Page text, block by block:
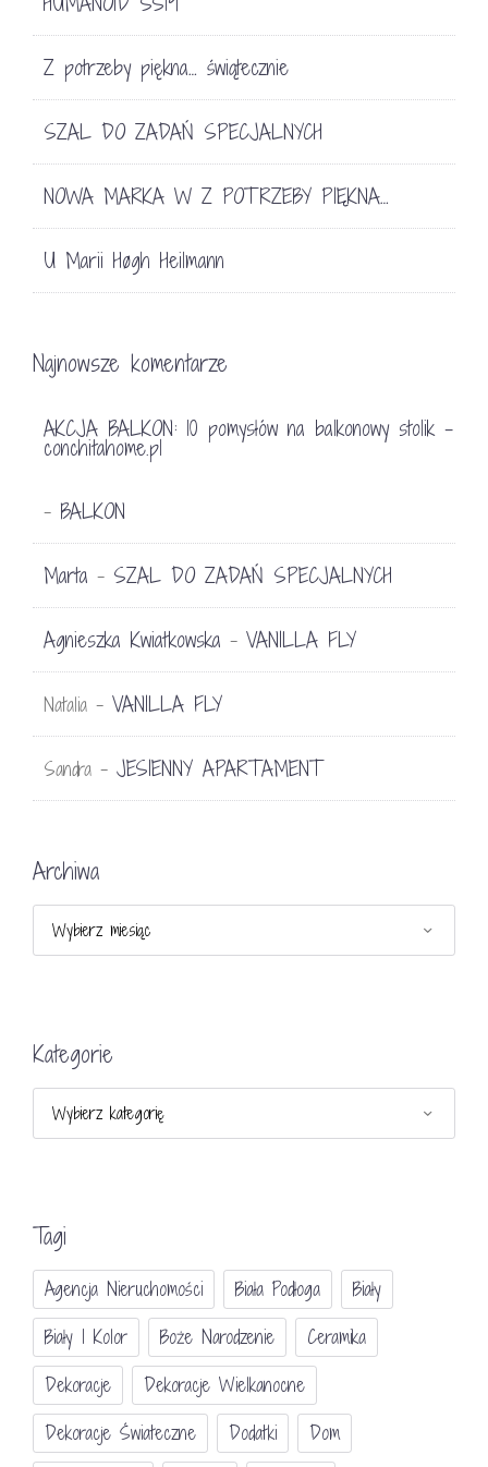
Z potrzeby piękna… świątecznie
SZAL DO ZADAŃ SPECJALNYCH
NOWA MARKA W Z POTRZEBY PIĘKNA…
U Marii Høgh Heilmann
Najnowsze komentarze
AKCJA BALKON: 10 pomysłów na balkonowy stolik -
conchitahome.pl
- BALKON
Marta - SZAL DO ZADAŃ SPECJALNYCH
Agnieszka Kwiatkowska - VANILLA FLY
Natalia - VANILLA FLY
Sandra - JESIENNY APARTAMENT
Archiwa
Kategorie
Tagi
Agencja Nieruchomości Biała Podłoga
Biały
Biały I Kolor
Boże Narodzenie
Ceramika
Dekoracje
Dekoracje Wielkanocne
Dekoracje Świateczne
Dodatki
Dom